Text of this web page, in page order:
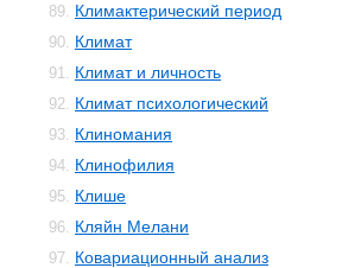
89. Климактерический период
90. Климат
91. Климат и личность
92. Климат психологический
93. Клиномания
94. Клинофилия
95. Клише
96. Кляйн Мелани
97. Ковариационный анализ